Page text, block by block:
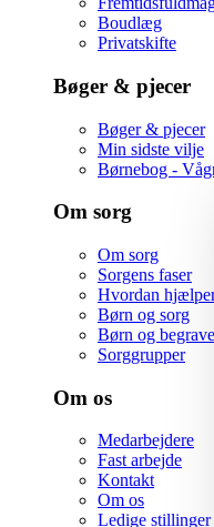
Boudlæg
Privatskifte
Bøger & pjecer
Bøger & pjecer
Min sidste vilje
Børnebog -
Om sorg
Om sorg
Sorgens faser
Hvordan hjælper
Børn og sorg
Børn og
Sorggrupper
Om os
Medarbejdere
Fast arbejde
Kontakt
Om os
Ledige stillinger